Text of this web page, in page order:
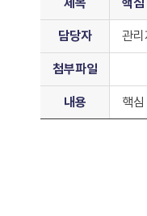
담당자 관
첨부파일
내용 핵